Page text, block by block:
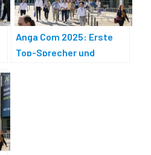
Anga Com 2025: Erste
Top-Sprecher und